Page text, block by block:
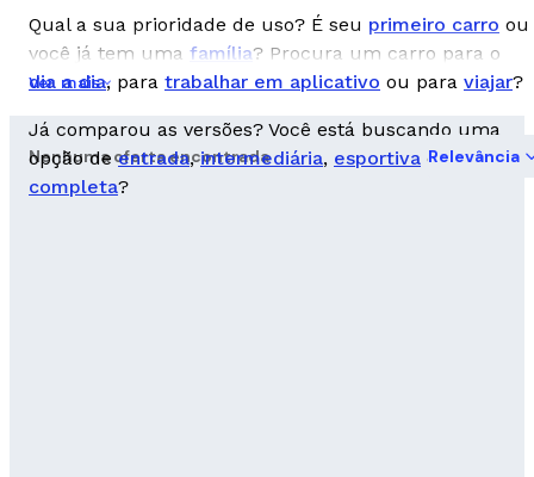
Qual a sua prioridade de uso? É seu primeiro carro ou
você já tem uma família? Procura um carro para o
dia a dia, para trabalhar em aplicativo ou para viajar?
Já comparou as versões? Você está buscando uma
opção deentrada,intermediária, esportiva ou
completa?
Ver mais
Nenhuma oferta encontrada Relevância